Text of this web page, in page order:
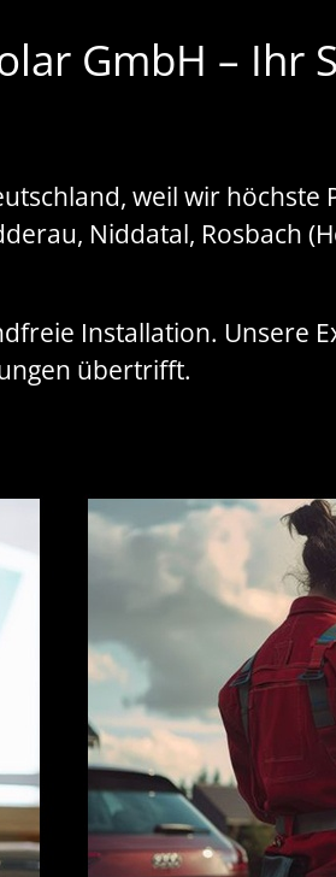
GmbH – Ihr
weil wir
Niddatal, Rosbach
Installation. Unsere
übertrifft.